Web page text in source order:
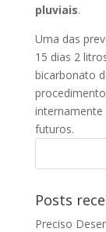
pluviais.
Uma das
15 dias 2
bicarbonato
futuros.
Posts
Preciso